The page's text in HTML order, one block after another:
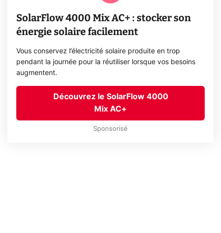
SolarFlow 4000 Mix AC+ : stocker son
énergie solaire facilement
Vous conservez l’électricité solaire produite en trop
pendant la journée pour la réutiliser lorsque vos besoins
augmentent.
Découvrez le SolarFlow 4000
Mix AC+
Sponsorisé